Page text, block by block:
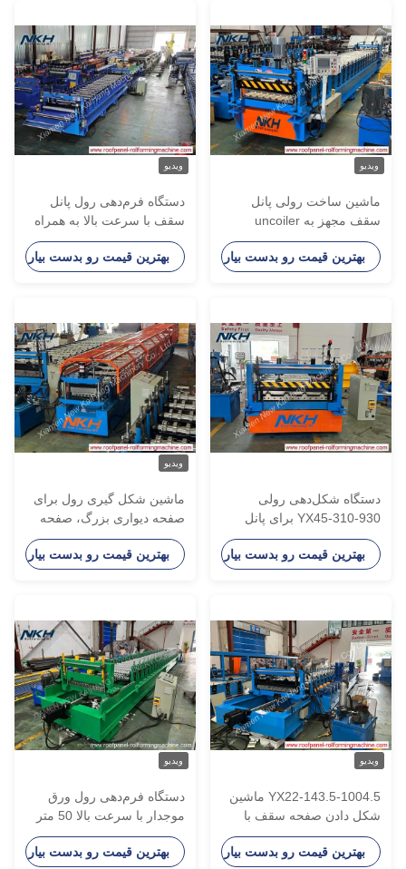
ساخت رولی پانل
سقف مجهز به uncoiler
و سیستم کنترل
بهترین قیمت رو بدست بیار
دستگاه فرم‌دهی رول پانل
سقف با سرعت بالا به همراه
دستگاه انباشتگر (ساخت
سقف)بهترین قیمت رو بدست بیار
شکل‌دهی رولی
YX45-310-930 برای پانل
دستگاه شکل‌دهی
پانل سقف، شکل‌دهی
بهترین قیمت رو بدست بیار
ماشین شکل گیری رول برای
صفحه دیواری بزرگ، صفحه
دیواری ماشین شکل گیری
رول، شکل گیری فلز، سقف
بهترین قیمت رو بدست بیار
YX22-143.5-1004.5 ماشین
دادن صفحه سقف با
بهترین قیمت رو بدست بیار
دستگاه فرم‌دهی رول ورق
موجدار با سرعت بالا 50 متر
در دقیقه با کنترل PLC
بهترین قیمت رو بدست بیار